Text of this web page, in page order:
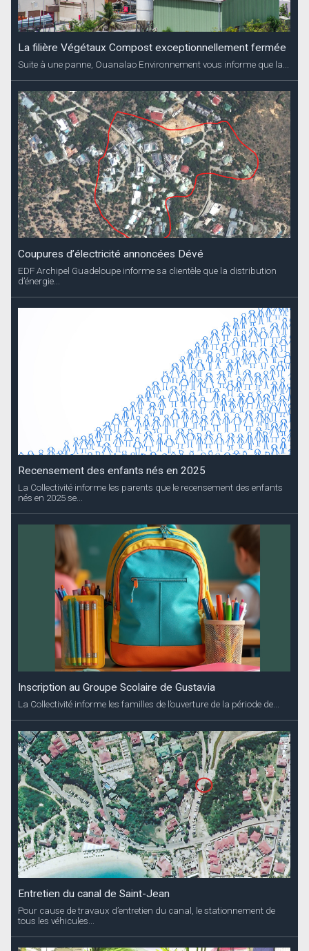
La filière Végétaux Compost exceptionnellement fermée
Suite à une panne, Ouanalao Environnement vous informe que la...
Coupures d’électricité annoncées Dévé
EDF Archipel Guadeloupe informe sa clientèle que la distribution
d’énergie...
Recensement des enfants nés en 2025
La Collectivité informe les parents que le recensement des enfants
nés en 2025 se...
Inscription au Groupe Scolaire de Gustavia
La Collectivité informe les familles de l’ouverture de la période de...
Entretien du canal de Saint-Jean
Pour cause de travaux d’entretien du canal, le stationnement de
tous les véhicules...